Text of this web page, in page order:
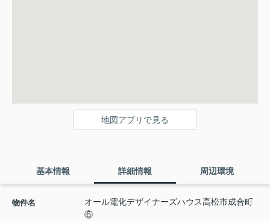
地図アプリで見る
基本情報 詳細情報 周辺環境
物件名
オール電化デザイナーズハウス高松市成合町
⑥